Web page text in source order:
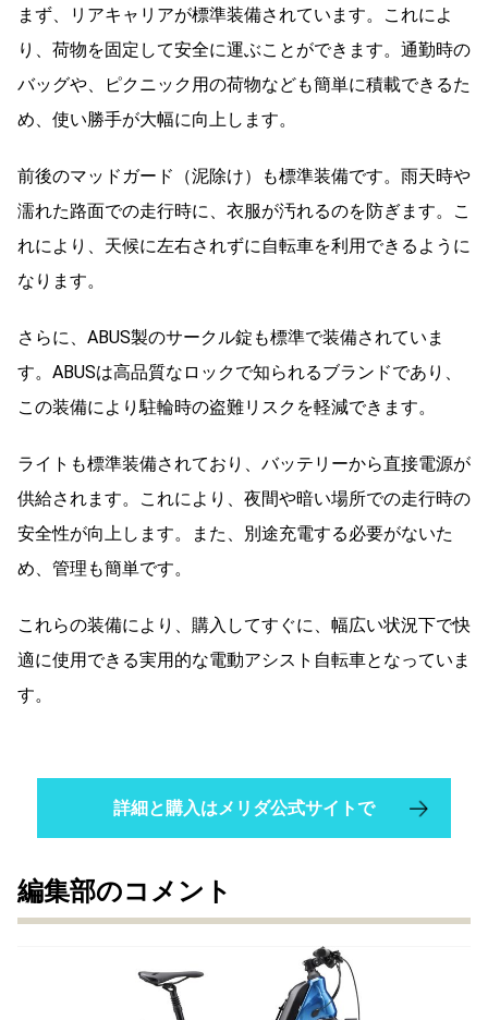
まず、リアキャリアが標準装備されています。これによ
り、荷物を固定して安全に運ぶことができます。通勤時の
バッグや、ピクニック用の荷物なども簡単に積載できるた
め、使い勝手が大幅に向上します。
前後のマッドガード（泥除け）も標準装備です。雨天時や
濡れた路面での走行時に、衣服が汚れるのを防ぎます。こ
れにより、天候に左右されずに自転車を利用できるように
なります。
さらに、ABUS製のサークル錠も標準で装備されていま
す。ABUSは高品質なロックで知られるブランドであり、
この装備により駐輪時の盗難リスクを軽減できます。
ライトも標準装備されており、バッテリーから直接電源が
供給されます。これにより、夜間や暗い場所での走行時の
安全性が向上します。また、別途充電する必要がないた
め、管理も簡単です。
これらの装備により、購入してすぐに、幅広い状況下で快
適に使用できる実用的な電動アシスト自転車となっていま
す。
詳細と購入はメリダ公式サイトで
編集部のコメント